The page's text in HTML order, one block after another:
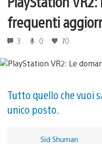
frequenti
3 0 70
Tutto quello che vuoi
unico posto.
Sid Shuman